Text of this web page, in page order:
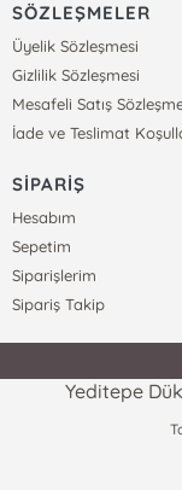
SÖZLEŞMELER
Üyelik Sözleşmesi
Gizlilik Sözleşmesi
Mesafeli Satış
İade ve Teslimat
SİPARİŞ
Hesabım
Sepetim
Siparişlerim
Sipariş Takip
Yeditepe